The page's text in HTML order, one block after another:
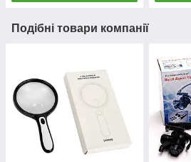
Подібні товари компанії